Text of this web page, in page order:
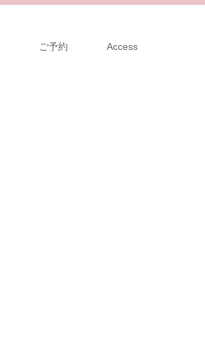
ご予約 Access